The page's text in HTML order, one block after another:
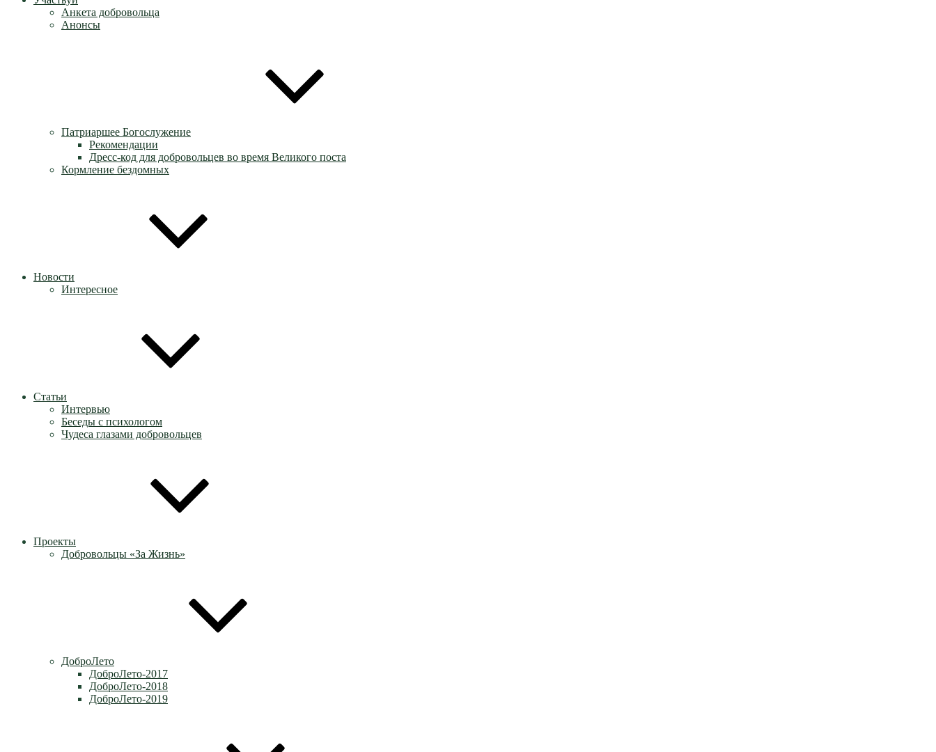
Анкета добровольца
Анонсы
Патриаршее Богослужение
Рекомендации
Дресс-код для добровольцев во время Великого поста
Кормление бездомных
Новости
Интересное
Статьи
Интервью
Беседы с психологом
Чудеса глазами добровольцев
Проекты
Добровольцы «За Жизнь»
ДоброЛето
ДоброЛето-2017
ДоброЛето-2018
ДоброЛето-2019